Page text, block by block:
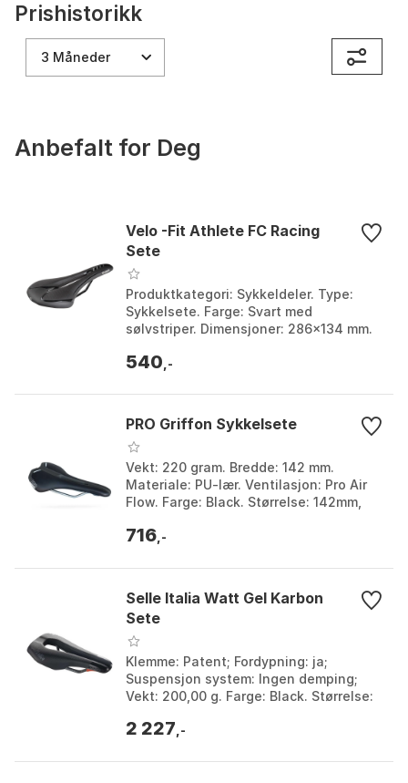
Prishistorikk
3 Måneder
Anbefalt for Deg
Velo -Fit Athlete FC Racing
Sete
Produktkategori: Sykkeldeler. Type:
Sykkelsete. Farge: Svart med
sølvstriper. Dimensjoner: 286x134 mm.
134mm, 145mm, 1...
540 ,-
PRO Griffon Sykkelsete
Vekt: 220 gram. Bredde: 142 mm.
Materiale: PU-lær. Ventilasjon: Pro Air
Flow. Farge: Black. Størrelse: 142mm,
716 ,-
Selle Italia Watt Gel Karbon
Sete
Klemme: Patent; Fordypning: ja;
Suspensjon system: Ingen demping;
Vekt: 200,00 g. Farge: Black. Størrelse:
2 227 ,-